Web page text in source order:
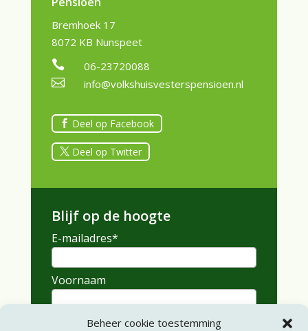
Beheer cookie toestemming
Bremhoek 17
8072 KB Nunspeet
 06-23720088
 info@volkshuisvesterspensioen.nl
Deel op Facebook
Deel op Twitter
Blijf op de hoogte
E-mailadres*
Voornaam
Achternaam